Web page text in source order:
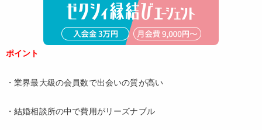
ポイント
・業界最大級の会員数で出会いの質が高い
・結婚相談所の中で費用がリーズナブル